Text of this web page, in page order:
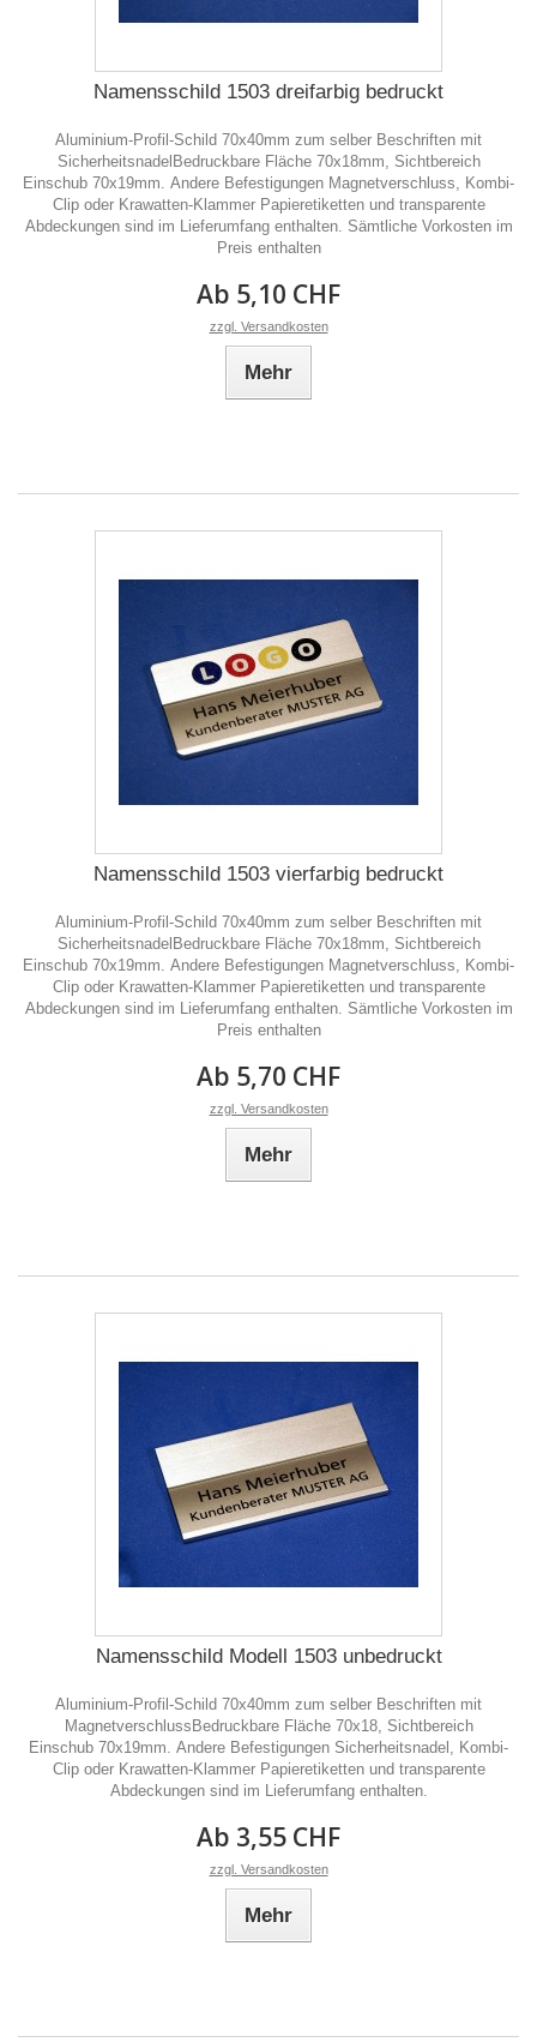
Namensschild 1503 dreifarbig bedruckt
Aluminium-Profil-Schild 70x40mm zum selber Beschriften mit
SicherheitsnadelBedruckbare Fläche 70x18mm, Sichtbereich
Einschub 70x19mm. Andere Befestigungen Magnetverschluss, Kombi-
Clip oder Krawatten-Klammer Papieretiketten und transparente
Abdeckungen sind im Lieferumfang enthalten. Sämtliche Vorkosten im
Preis enthalten
Ab 5,10 CHF
zzgl. Versandkosten
Mehr
Namensschild 1503 vierfarbig bedruckt
Aluminium-Profil-Schild 70x40mm zum selber Beschriften mit
SicherheitsnadelBedruckbare Fläche 70x18mm, Sichtbereich
Einschub 70x19mm. Andere Befestigungen Magnetverschluss, Kombi-
Clip oder Krawatten-Klammer Papieretiketten und transparente
Abdeckungen sind im Lieferumfang enthalten. Sämtliche Vorkosten im
Preis enthalten
Ab 5,70 CHF
zzgl. Versandkosten
Mehr
Namensschild Modell 1503 unbedruckt
Aluminium-Profil-Schild 70x40mm zum selber Beschriften mit
MagnetverschlussBedruckbare Fläche 70x18, Sichtbereich
Einschub 70x19mm. Andere Befestigungen Sicherheitsnadel, Kombi-
Clip oder Krawatten-Klammer Papieretiketten und transparente
Abdeckungen sind im Lieferumfang enthalten.
Ab 3,55 CHF
zzgl. Versandkosten
Mehr